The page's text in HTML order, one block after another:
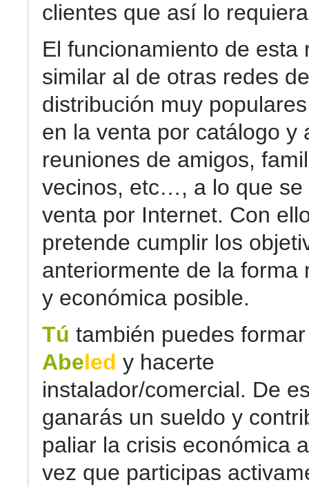
clientes que así lo
El funcionamiento de esta
similar al de otras redes de
distribución muy
en la venta por catálogo y
reuniones de amigos,
vecinos, etc…, a lo que se
venta por Internet. Con
pretende cumplir los
anteriormente de la forma
y económica posible.
Tú también puedes
Abeled y hacerte
instalador/comercial. De
ganarás un sueldo y
paliar la crisis económica
vez que participas